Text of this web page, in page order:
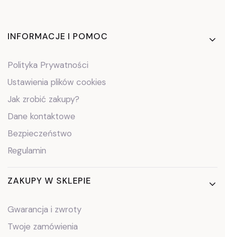
Linki w stopce
INFORMACJE I POMOC
Polityka Prywatności
Ustawienia plików cookies
Jak zrobić zakupy?
Dane kontaktowe
Bezpieczeństwo
Regulamin
ZAKUPY W SKLEPIE
Gwarancja i zwroty
Twoje zamówienia